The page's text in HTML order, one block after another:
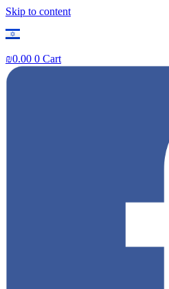
Skip to content
₪0.00 0 Cart